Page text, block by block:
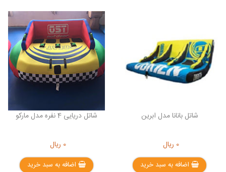
شاتل بانانا مدل ابرین
0 ریال
اضافه به سبد خرید
شاتل دریایی 4 نفره مدل مارکو
0 ریال
اضافه به سبد خرید